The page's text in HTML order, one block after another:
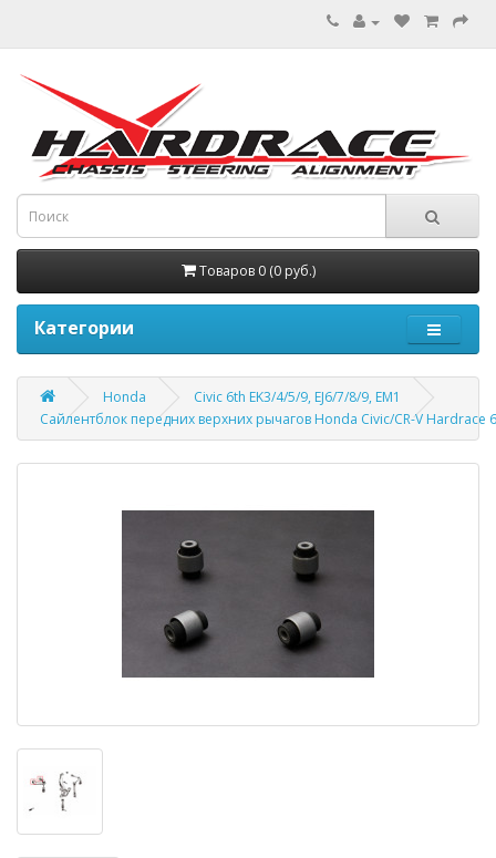
Товаров 0 (0 руб.)
Категории
Honda
Civic 6th EK3/4/5/9, EJ6/7/8/9, EM1
Сайлентблок передних верхних рычагов Honda Civic/CR-V Hardrace